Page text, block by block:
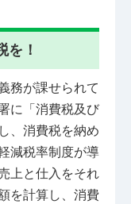
を！
務が課せられて
に「消費税及び
、消費税を納め
減税率制度が導
上と仕入をそれ
を計算し、消費